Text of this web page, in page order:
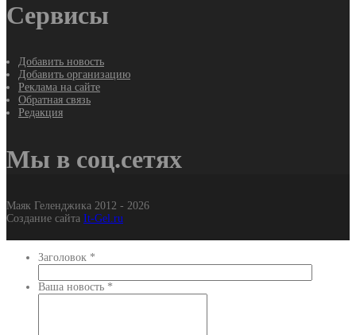
Сервисы
Добавить новость
Добавить организацию
Реклама на сайте
Обратная связь
Редакция
Мы в соц.сетях
Маяк Геленджика 2012 - 2026
Создание сайта It-Gel.ru
Заголовок *
Ваша новость *